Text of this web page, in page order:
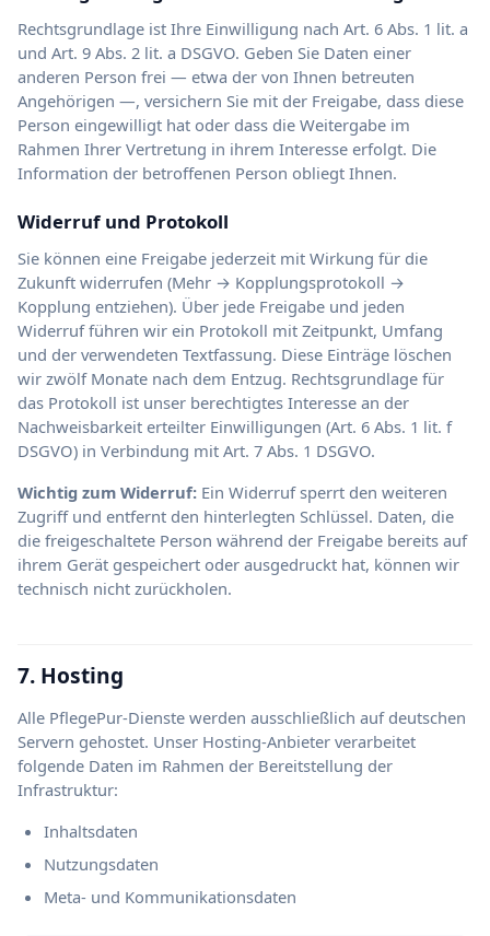
Rechtsgrundlage ist Ihre Einwilligung nach Art. 6 Abs. 1 lit. a
und Art. 9 Abs. 2 lit. a DSGVO. Geben Sie Daten einer
anderen Person frei — etwa der von Ihnen betreuten
Angehörigen —, versichern Sie mit der Freigabe, dass diese
Person eingewilligt hat oder dass die Weitergabe im
Rahmen Ihrer Vertretung in ihrem Interesse erfolgt. Die
Information der betroffenen Person obliegt Ihnen.
Widerruf und Protokoll
Sie können eine Freigabe jederzeit mit Wirkung für die
Zukunft widerrufen (Mehr → Kopplungsprotokoll →
Kopplung entziehen). Über jede Freigabe und jeden
Widerruf führen wir ein Protokoll mit Zeitpunkt, Umfang
und der verwendeten Textfassung. Diese Einträge löschen
wir zwölf Monate nach dem Entzug. Rechtsgrundlage für
das Protokoll ist unser berechtigtes Interesse an der
Nachweisbarkeit erteilter Einwilligungen (Art. 6 Abs. 1 lit. f
DSGVO) in Verbindung mit Art. 7 Abs. 1 DSGVO.
Wichtig zum Widerruf: Ein Widerruf sperrt den weiteren
Zugriff und entfernt den hinterlegten Schlüssel. Daten, die
die freigeschaltete Person während der Freigabe bereits auf
ihrem Gerät gespeichert oder ausgedruckt hat, können wir
technisch nicht zurückholen.
7. Hosting
Alle PflegePur-Dienste werden ausschließlich auf deutschen
Servern gehostet. Unser Hosting-Anbieter verarbeitet
folgende Daten im Rahmen der Bereitstellung der
Infrastruktur:
Inhaltsdaten
Nutzungsdaten
Meta- und Kommunikationsdaten